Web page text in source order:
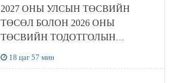
2027 ОНЫ УЛСЫН ТӨСВИЙН
ТӨСӨЛ БОЛОН 2026 ОНЫ
ТӨСВИЙН ТОДОТГОЛЫН
18 цаг 57 мин